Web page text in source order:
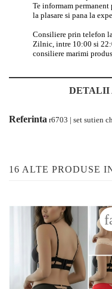
Te informam
la plasare si pana la
Consiliere prin telefon
Zilnic, intre 10:00 si
consiliere marimi
DETALII
Referinta r6703 | set sutien
16 ALTE PRODUSE